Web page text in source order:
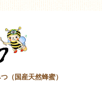
（国産天然蜂蜜）